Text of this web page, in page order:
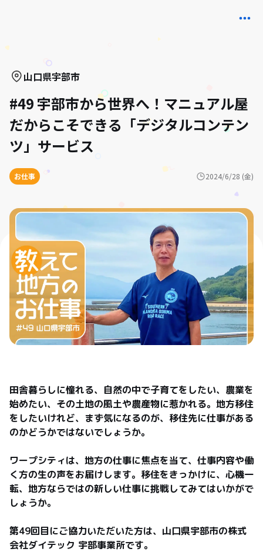
山口県宇部市
#49 宇部市から世界へ！マニュアル屋
だからこそできる「デジタルコンテン
ツ」サービス
お仕事 2024/6/28 (金)
田舎暮らしに憧れる、自然の中で子育てをしたい、農業を
始めたい、その土地の風土や農産物に惹かれる。地方移住
をしたいけれど、まず気になるのが、移住先に仕事がある
のかどうかではないでしょうか。
ワープシティは、地方の仕事に焦点を当て、仕事内容や働
く方の生の声をお届けします。移住をきっかけに、心機一
転、地方ならではの新しい仕事に挑戦してみてはいかがで
しょうか。
第49回目にご協力いただいた方は、山口県宇部市の株式
会社ダイテック 宇部事業所です。